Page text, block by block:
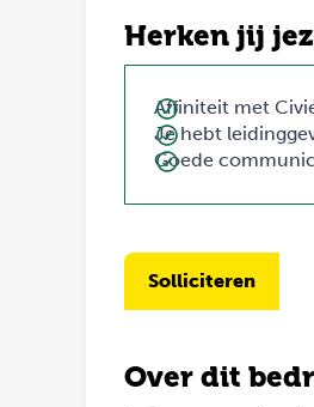
Herken jij
Affiniteit met
Je hebt
Goede
Solliciteren
Over dit